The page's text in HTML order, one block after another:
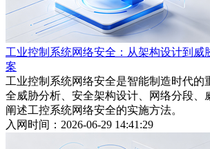
工业控制系统网络安全：从架构设计到威
案
工业控制系统网络安全是智能制造时代的
全威胁分析、安全架构设计、网络分段、
阐述工控系统网络安全的实施方法。
入网时间：2026-06-29 14:41:29